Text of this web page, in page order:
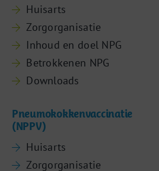
Huisarts
Zorgorganisatie
Inhoud en doel NPG
Betrokkenen NPG
Downloads
Pneumokokkenvaccinatie
(NPPV)
Huisarts
Zorgorganisatie